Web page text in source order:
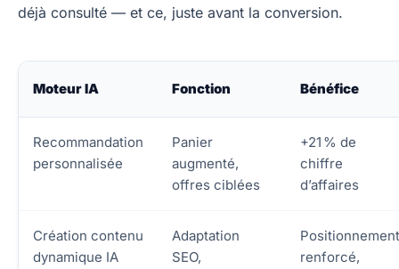
déjà consulté — et ce, juste avant la conversion.
Moteur IA Fonction Bénéfice
Recommandation
personnalisée
Panier
augmenté,
offres ciblées
+21 % de
chiffre
d’affaires
Création contenu
dynamique IA
Adaptation
SEO,
Positionnement
renforcé,